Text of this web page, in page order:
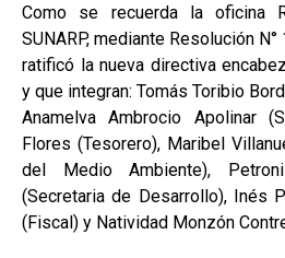
Como se recuerda la oficina
SUNARP, mediante Resolución
ratificó la nueva directiva
y que integran: Tomás Toribio
Anamelva Ambrocio Apolinar
Flores (Tesorero), Maribel
del Medio Ambiente),
(Secretaria de Desarrollo), Inés
(Fiscal) y Natividad Monzón